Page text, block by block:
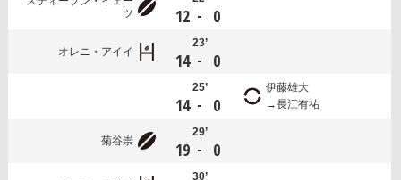
ツ
12 - 0
オレニ・アイイ
23’
14 - 0
25’
14 - 0
伊藤雄大
長江有祐
菊谷崇
29’
19 - 0
30’